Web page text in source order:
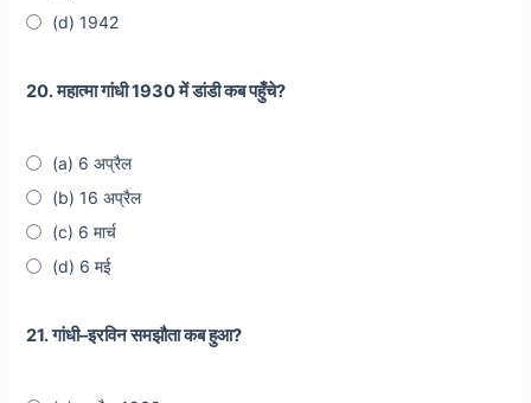
(d) 1942
20. महात्मा गांधी 1930 में डांडी कब पहुँचे?
(a) 6 अप्रैल
(b) 16 अप्रैल
(c) 6 मार्च
(d) 6 मई
21. गांधी–इरविन समझौता कब हुआ?